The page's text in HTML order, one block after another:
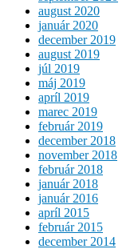
august 2020
január 2020
december 2019
august 2019
júl 2019
máj 2019
apríl 2019
marec 2019
február 2019
december 2018
november 2018
február 2018
január 2018
január 2016
apríl 2015
február 2015
december 2014